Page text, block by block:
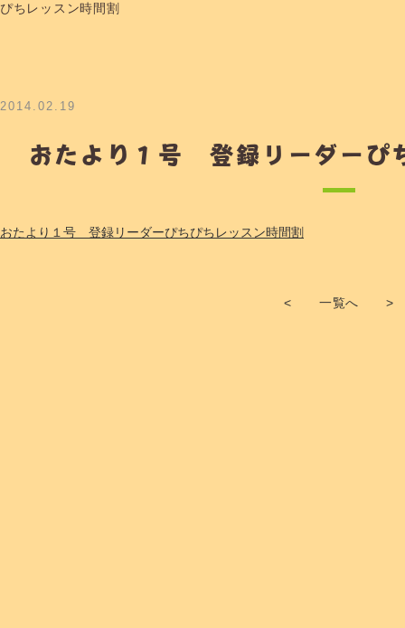
ぴちレッスン時間割
2014.02.19
おたより１号 登録リーダーぴ
おたより１号 登録リーダーぴちぴちレッスン時間割
< 一覧へ >